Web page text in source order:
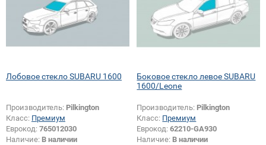
Лобовое стекло SUBARU 1600
Производитель: Pilkington
Класс: Премиум
Еврокод: 765012030
Наличие: В наличии
Боковое стекло левое SUBARU
1600/Leone
Производитель: Pilkington
Класс: Премиум
Еврокод:62210-GA930
Наличие: В наличии